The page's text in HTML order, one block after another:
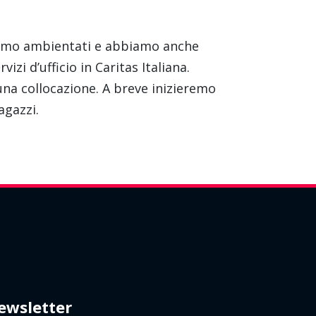
ambientati e abbiamo anche
d’ufficio in Caritas Italiana.
collocazione. A breve inizieremo